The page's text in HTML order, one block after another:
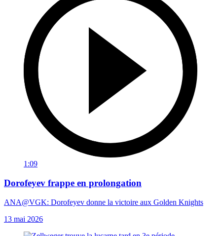
1:09
Dorofeyev frappe en prolongation
ANA@VGK: Dorofeyev donne la victoire aux Golden Knights
13 mai 2026